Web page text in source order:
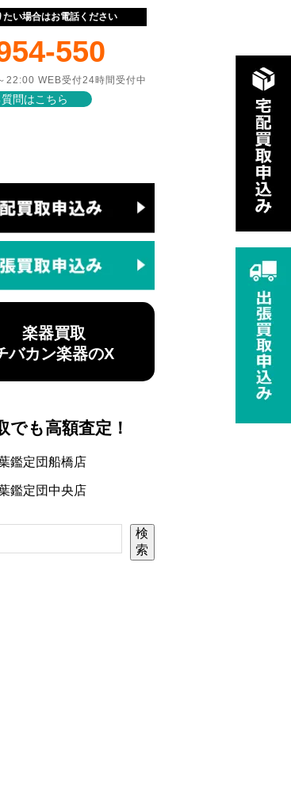
い場合はお電話ください
550
22:00 WEB受付24時間受付中
問はこちら
楽器買取
バカン楽器のX
でも高額査定！
鑑定団船橋店
鑑定団中央店
検
索